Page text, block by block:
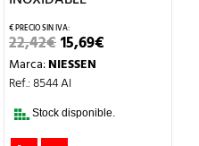
22,42€EL
PRECIO
ORIGINAL
ERA:
15,69€
Marca:NIESSEN
Ref.: 8544 AI
Stock disponible.